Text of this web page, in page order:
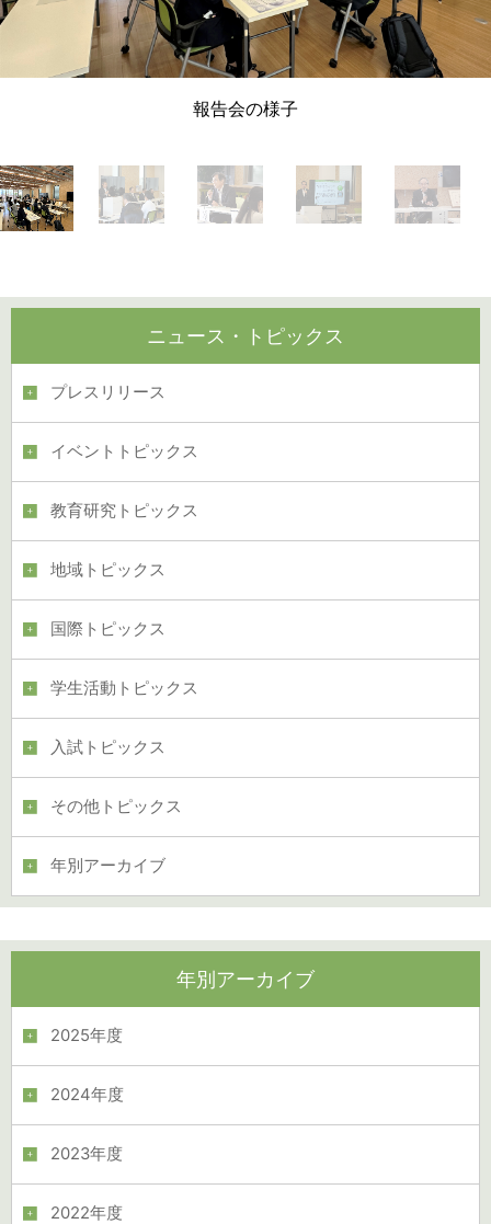
報告会の様子
ニュース・トピックス
プレスリリース
イベントトピックス
教育研究トピックス
地域トピックス
国際トピックス
学生活動トピックス
入試トピックス
その他トピックス
年別アーカイブ
年別アーカイブ
2025年度
2024年度
2023年度
2022年度